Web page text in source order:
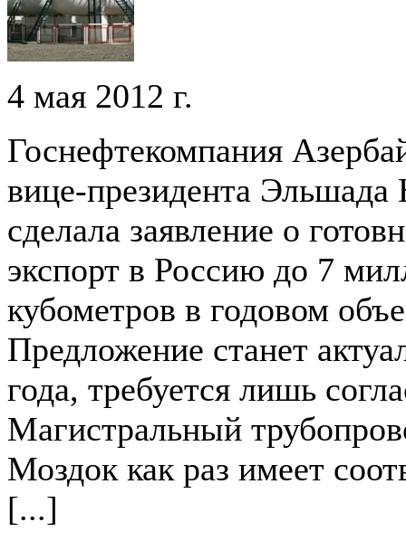
4 мая 2012 г.
Госнефтекомпания
вице-президента Эльшада
сделала заявление о
экспорт в Россию до 7
кубометров в годовом
Предложение станет
года, требуется лишь
Магистральный
Моздок как раз имеет
[...]